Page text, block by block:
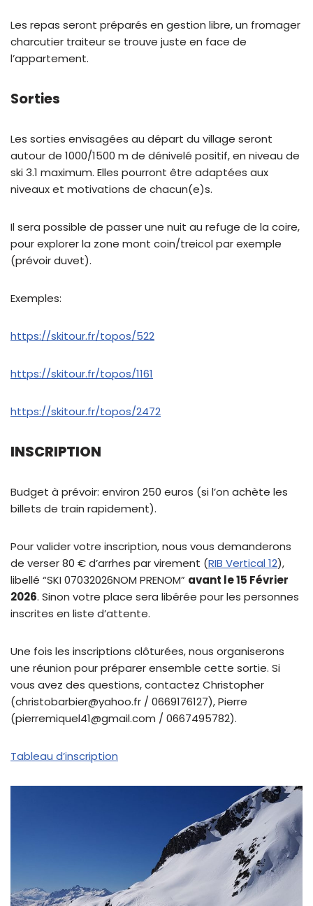
Les repas seront préparés en gestion libre, un fromager
charcutier traiteur se trouve juste en face de
l’appartement.
Sorties
Les sorties envisagées au départ du village seront
autour de 1000/1500 m de dénivelé positif, en niveau de
ski 3.1 maximum. Elles pourront être adaptées aux
niveaux et motivations de chacun(e)s.
Il sera possible de passer une nuit au refuge de la coire,
pour explorer la zone mont coin/treicol par exemple
(prévoir duvet).
Exemples:
https://skitour.fr/topos/522
https://skitour.fr/topos/1161
https://skitour.fr/topos/2472
INSCRIPTION
Budget à prévoir: environ 250 euros (si l’on achète les
billets de train rapidement).
Pour valider votre inscription, nous vous demanderons
de verser 80 € d’arrhes par virement (RIB Vertical 12),
libellé “SKI 07032026NOM PRENOM” avant le 15 Février
2026. Sinon votre place sera libérée pour les personnes
inscrites en liste d’attente.
Une fois les inscriptions clôturées, nous organiserons
une réunion pour préparer ensemble cette sortie. Si
vous avez des questions, contactez Christopher
(christobarbier@yahoo.fr / 0669176127), Pierre
(pierremiquel41@gmail.com / 0667495782).
Tableau d’inscription